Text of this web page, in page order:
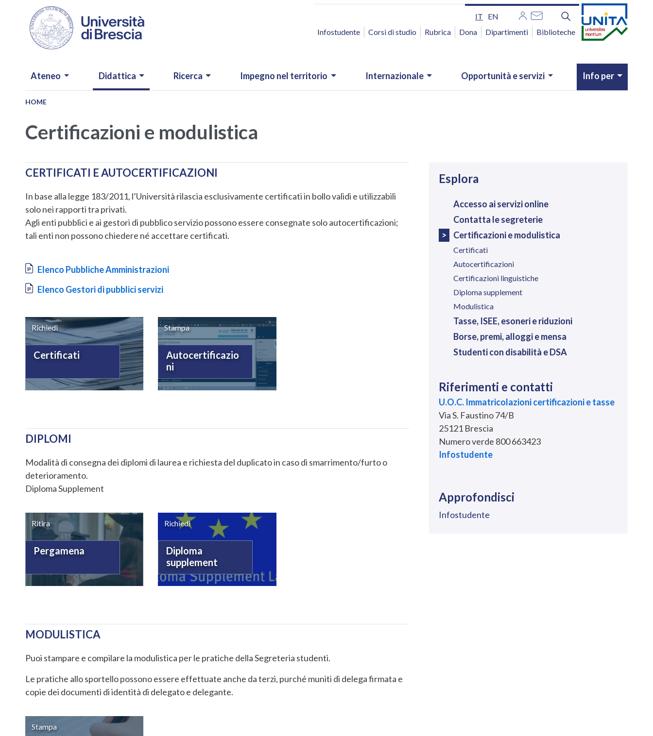
Salta al contenuto principale
IT EN
ACCESSO RAPIDO
Infostudente Corsi di studio Rubrica Dona Dipartimenti Biblioteche
NAVIGAZIONE PRINCIPALE
Ateneo Didattica Ricerca Impegno nel territorio Internazionale Opportunità e servizi Info per
HOME
Certificazioni e modulistica
CERTIFICATI E AUTOCERTIFICAZIONI
In base alla legge 183/2011, l’Università rilascia esclusivamente certificati in bollo validi e utilizzabili
solo nei rapporti tra privati.
Agli enti pubblici e ai gestori di pubblico servizio possono essere consegnate solo autocertificazioni;
tali enti non possono chiedere né accettare certificati.
Document
Elenco Pubbliche Amministrazioni
Document
Elenco Gestori di pubblici servizi
Richiedi
Certificati
Stampa
Autocertificazio
ni
DIPLOMI
Modalità di consegna dei diplomi di laurea e richiesta del duplicato in caso di smarrimento/furto o
deterioramento.
Diploma Supplement
Ritira
Pergamena
Richiedi
Diploma
supplement
MODULISTICA
Puoi stampare e compilare la modulistica per le pratiche della Segreteria studenti.
Le pratiche allo sportello possono essere effettuate anche da terzi, purché muniti di delega firmata e
copie dei documenti di identità di delegato e delegante.
Stampa
Esplora
Accesso ai servizi online
Contatta le segreterie
Certificazioni e modulistica
Certificati
Autocertificazioni
Certificazioni linguistiche
Diploma supplement
Modulistica
Tasse, ISEE, esoneri e riduzioni
Borse, premi, alloggi e mensa
Studenti con disabilità e DSA
Riferimenti e contatti
U.O.C. Immatricolazioni certificazioni e tasse
Via S. Faustino 74/B
25121 Brescia
Numero verde 800 663423
Infostudente
Approfondisci
Infostudente